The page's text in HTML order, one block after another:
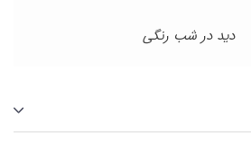
دید در شب رنگی